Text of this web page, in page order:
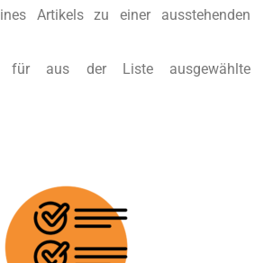
Artikels zu einer ausstehenden
für aus der Liste ausgewählte